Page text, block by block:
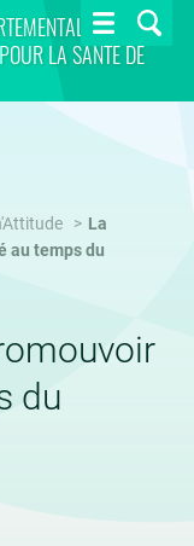
LA SANTÉ DE
La
au temps du
du